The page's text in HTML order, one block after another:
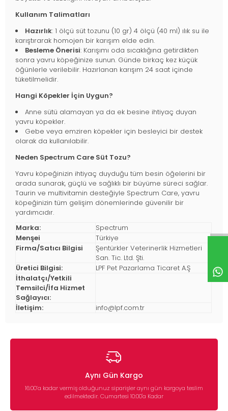
Kullanım Talimatları
Hazırlık: 1 ölçü süt tozunu (10 gr) 4 ölçü (40 ml) ılık su ile
karıştırarak homojen bir karışım elde edin.
Besleme Önerisi: Karışımı oda sıcaklığına getirdikten
sonra yavru köpeğinize sunun. Günde birkaç kez küçük
öğünlerle verilebilir. Hazırlanan karışım 24 saat içinde
tüketilmelidir.
Hangi Köpekler İçin Uygun?
Anne sütü alamayan ya da ek besine ihtiyaç duyan
yavru köpekler.
Gebe veya emziren köpekler için besleyici bir destek
olarak da kullanılabilir.
Neden Spectrum Care Süt Tozu?
Yavru köpeğinizin ihtiyaç duyduğu tüm besin öğelerini bir
arada sunarak, güçlü ve sağlıklı bir büyüme süreci sağlar.
Taurin ve multivitamin desteğiyle Spectrum Care, yavru
köpeğinizin tüm gelişim dönemlerinde güvenilir bir
yardımcıdır.
Marka:
Spectrum
Menşei
Türkiye
Firma/Satıcı Bilgisi
Şentürkler Veterinerlik Hizmetleri
San. Tic. Ltd. Şti.
Üretici Bilgisi:
LPF Pet Pazarlama Ticaret A.Ş
İthalatçı/Yetkili
Temsilci/İfa Hizmet
Sağlayıcı:
İletişim:
info@lpf.com.tr
Aynı Gün Kargo
16:00’a kadar vermiş olduğunuz siparişler aynı gün kargoya teslim
edilmektedir. Cumartesi 10:00'a Kadar